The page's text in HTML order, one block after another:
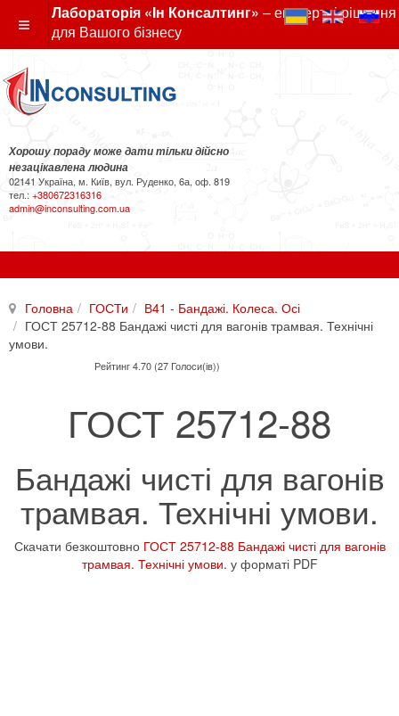
Лабораторія «Ін Консалтинг» – експертні рішення
для Вашого бізнесу
Хорошу пораду може дати тільки дійсно
незацікавлена людина
02141 Україна, м. Київ, вул. Руденко, 6а, оф. 819
тел.: +380672316316
admin@inconsulting.com.ua
Головна ГОСТи
В41 - Бандажі. Колеса. Осі
ГОСТ 25712-88 Бандажі чисті для вагонів трамвая. Технічні
умови.
Рейтинг 4.70 (27 Голоси(ів))
ГОСТ 25712-88
Бандажі чисті для вагонів
трамвая. Технічні умови.
Скачати безкоштовно ГОСТ 25712-88 Бандажі чисті для вагонів
трамвая. Технічні умови. у форматі PDF